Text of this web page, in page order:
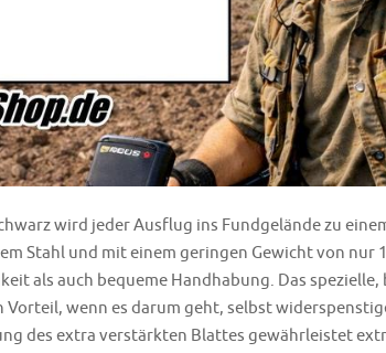
wird jeder Ausflug ins Fundgelände zu
Stahl und mit einem geringen Gewicht von nur
als auch bequeme Handhabung. Das
wenn es darum geht, selbst
des extra verstärkten Blattes gewährleistet